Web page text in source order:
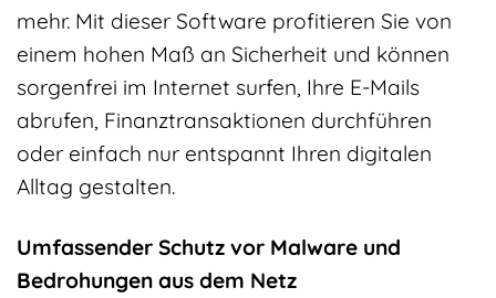
mehr. Mit dieser Software profitieren Sie von
einem hohen Maß an Sicherheit und können
sorgenfrei im Internet surfen, Ihre E-Mails
abrufen, Finanztransaktionen durchführen
oder einfach nur entspannt Ihren digitalen
Alltag gestalten.
Umfassender Schutz vor Malware und
Bedrohungen aus dem Netz